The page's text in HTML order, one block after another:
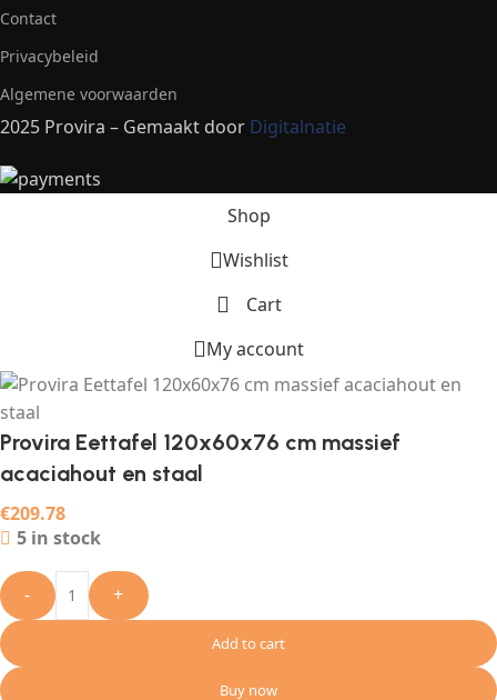
Contact
Privacybeleid
Algemene voorwaarden
2025 Provira – Gemaakt door Digitalnatie
Shop
Wishlist
Cart
My account
Provira Eettafel 120x60x76 cm massief
acaciahout en staal
€209.78
5 in stock
- +
Add to cart
Buy now